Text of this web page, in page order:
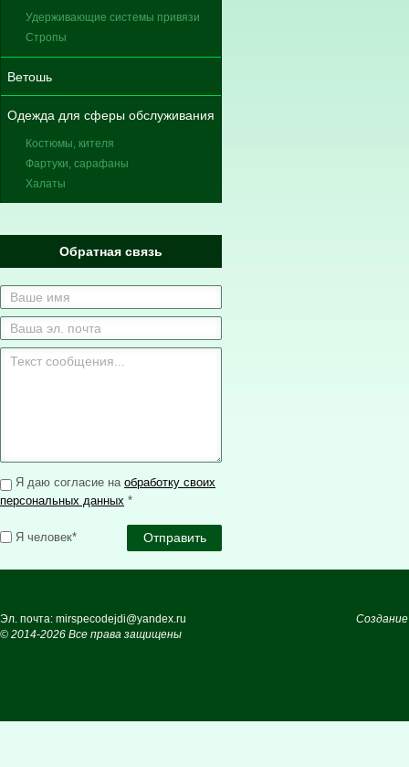
Удерживающие системы привязи
Стропы
Ветошь
Одежда для сферы обслуживания
Костюмы, кителя
Фартуки, сарафаны
Халаты
Обратная связь
Я даю согласие на обработку своих
персональных данных *
Я человек*
Эл. почта: mirspecodejdi@yandex.ru
© 2014-2026 Все права защищены